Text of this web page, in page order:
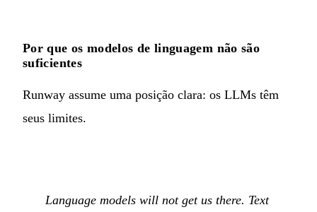
Por que os modelos de linguagem não são
suficientes
Runway assume uma posição clara: os LLMs têm
seus limites.
Language models will not get us there. Text